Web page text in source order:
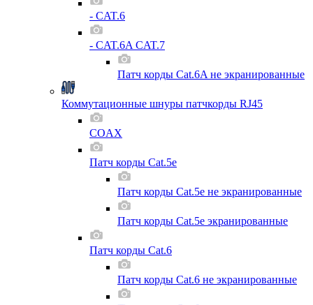
- CAT.6
- CAT.6A CAT.7
Патч корды Cat.6A не экранированные
Коммутационные шнуры патчкорды RJ45
COAX
Патч корды Cat.5e
Патч корды Cat.5e не экранированные
Патч корды Cat.5e экранированные
Патч корды Cat.6
Патч корды Cat.6 не экранированные